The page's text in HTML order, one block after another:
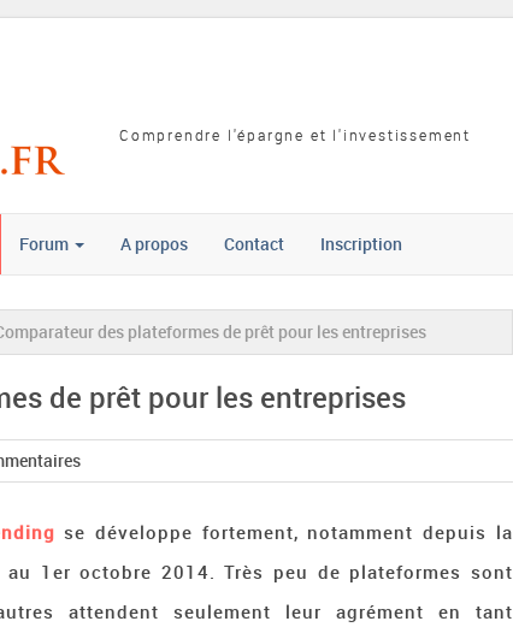
Comprendre l'épargne et l'investissement
Forum A propos Contact Inscription
des plateformes de prêt pour les entreprises
de prêt pour les entreprises
se développe fortement, notamment depuis la
1er octobre 2014. Très peu de plateformes sont
attendent seulement leur agrément en tant